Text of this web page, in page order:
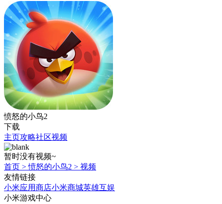
愤怒的小鸟2
下载
主页攻略社区视频
暂时没有视频~
首页 >愤怒的小鸟2 > 视频
友情链接
小米应用商店小米商城英雄互娱
小米游戏中心